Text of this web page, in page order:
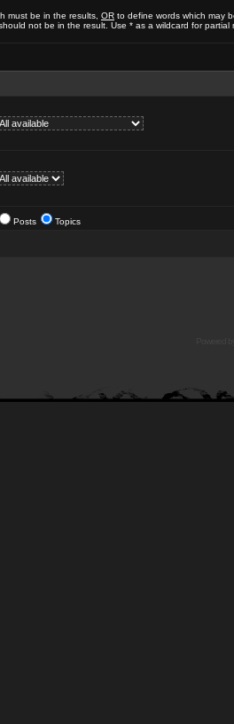
must be in the results, OR to define words which may
not be in the result. Use * as a wildcard for partial
Posts Topics